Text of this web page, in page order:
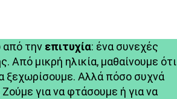
από την επιτυχία: ένα συνεχές
Από μικρή ηλικία, μαθαίνουμε ότι
ξεχωρίσουμε. Αλλά πόσο συχνά
Ζούμε για να φτάσουμε ή για να